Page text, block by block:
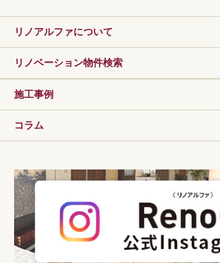
リノアルファについて
リノベーション物件検索
施工事例
コラム